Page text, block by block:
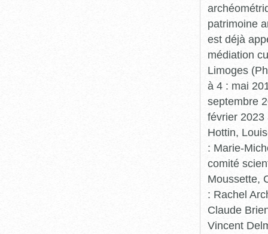
patrimoine
est déjà
médiation
Limoges
à 4 : mai
septembre
février 2023
Hottin,
: Marie-
comité
Moussette,
: Rachel
Claude
Vincent